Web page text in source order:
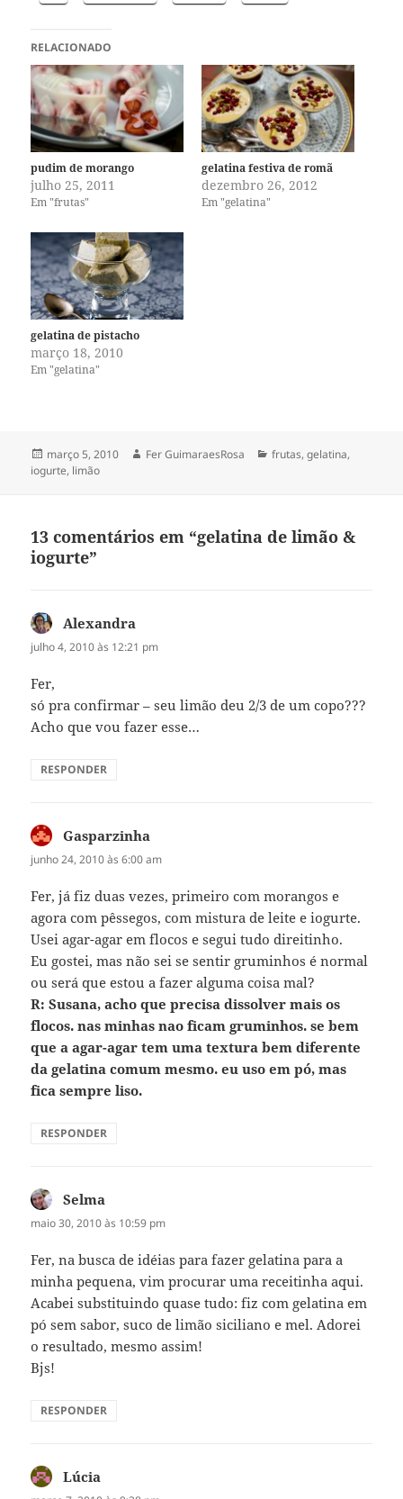
RELACIONADO
pudim de morango
julho 25, 2011
Em "frutas"
gelatina festiva de romã
dezembro 26, 2012
Em "gelatina"
gelatina de pistacho
março 18, 2010
Em "gelatina"
Publicado
em
março 5, 2010 Autor
Fer GuimaraesRosa Categorias
frutas,gelatina,
iogurte, limão
13 comentários em “gelatina de limão &
iogurte”
Alexandra
julho 4, 2010 às 12:21 pm
Fer,
só pra confirmar – seu limão deu 2/3 de um copo???
Acho que vou fazer esse…
RESPONDER
Gasparzinha
junho 24, 2010 às 6:00 am
Fer, já fiz duas vezes, primeiro com morangos e
agora com pêssegos, com mistura de leite e iogurte.
Usei agar-agar em flocos e segui tudo direitinho.
Eu gostei, mas não sei se sentir gruminhos é normal
ou será que estou a fazer alguma coisa mal?
R: Susana, acho que precisa dissolver mais os
flocos. nas minhas nao ficam gruminhos. se bem
que a agar-agar tem uma textura bem diferente
da gelatina comum mesmo. eu uso em pó, mas
fica sempre liso.
RESPONDER
Selma
maio 30, 2010 às 10:59 pm
Fer, na busca de idéias para fazer gelatina para a
minha pequena, vim procurar uma receitinha aqui.
Acabei substituindo quase tudo: fiz com gelatina em
pó sem sabor, suco de limão siciliano e mel. Adorei
o resultado, mesmo assim!
Bjs!
RESPONDER
Lúcia